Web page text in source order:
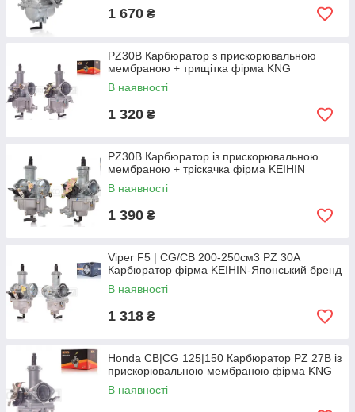
1 670 ₴
PZ30B Карбюратор з прискорювальною
мембраною + трищітка фірма KNG
В наявності
1 320 ₴
PZ30B Карбюратор із прискорювальною
мембраною + тріскачка фірма KEIHIN
В наявності
1 390 ₴
Viper F5 | CG/CB 200-250см3 PZ 30A
Карбюратор фірма KEIHIN-Японський бренд
В наявності
1 318 ₴
Honda CB|CG 125|150 Карбюратор PZ 27B із
прискорювальною мембраною фірма KNG
В наявності